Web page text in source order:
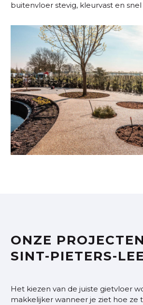
buitenvloer stevig, kleurvast en
ONZE
SINT-PIETERS-
Het kiezen van de juiste gietvloer
makkelijker wanneer je ziet hoe ze